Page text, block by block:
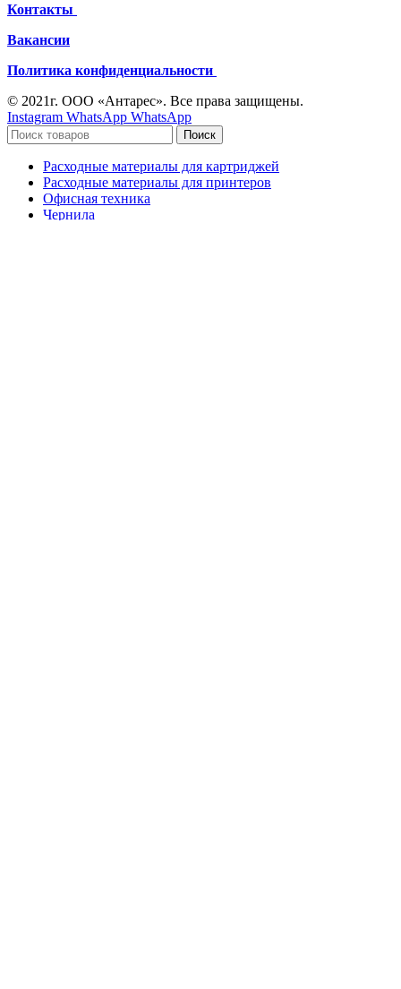
Контакты
Вакансии
Политика конфиденциальности
© 2021г. ООО «Антарес». Все права защищены.
Instagram WhatsApp WhatsApp
Поиск
Расходные материалы для картриджей
Расходные материалы для принтеров
Офисная техника
Чернила